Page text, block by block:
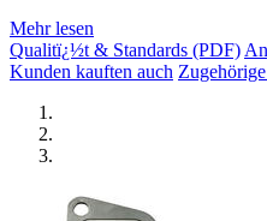
Mehr lesen
Qualitï¿½t & Standards (PDF)
Kunden kauften auch